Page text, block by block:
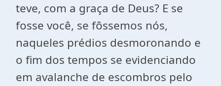
teve, com a graça de Deus? E se
fosse você, se fôssemos nós,
naqueles prédios desmoronando e
o fim dos tempos se evidenciando
em avalanche de escombros pelo